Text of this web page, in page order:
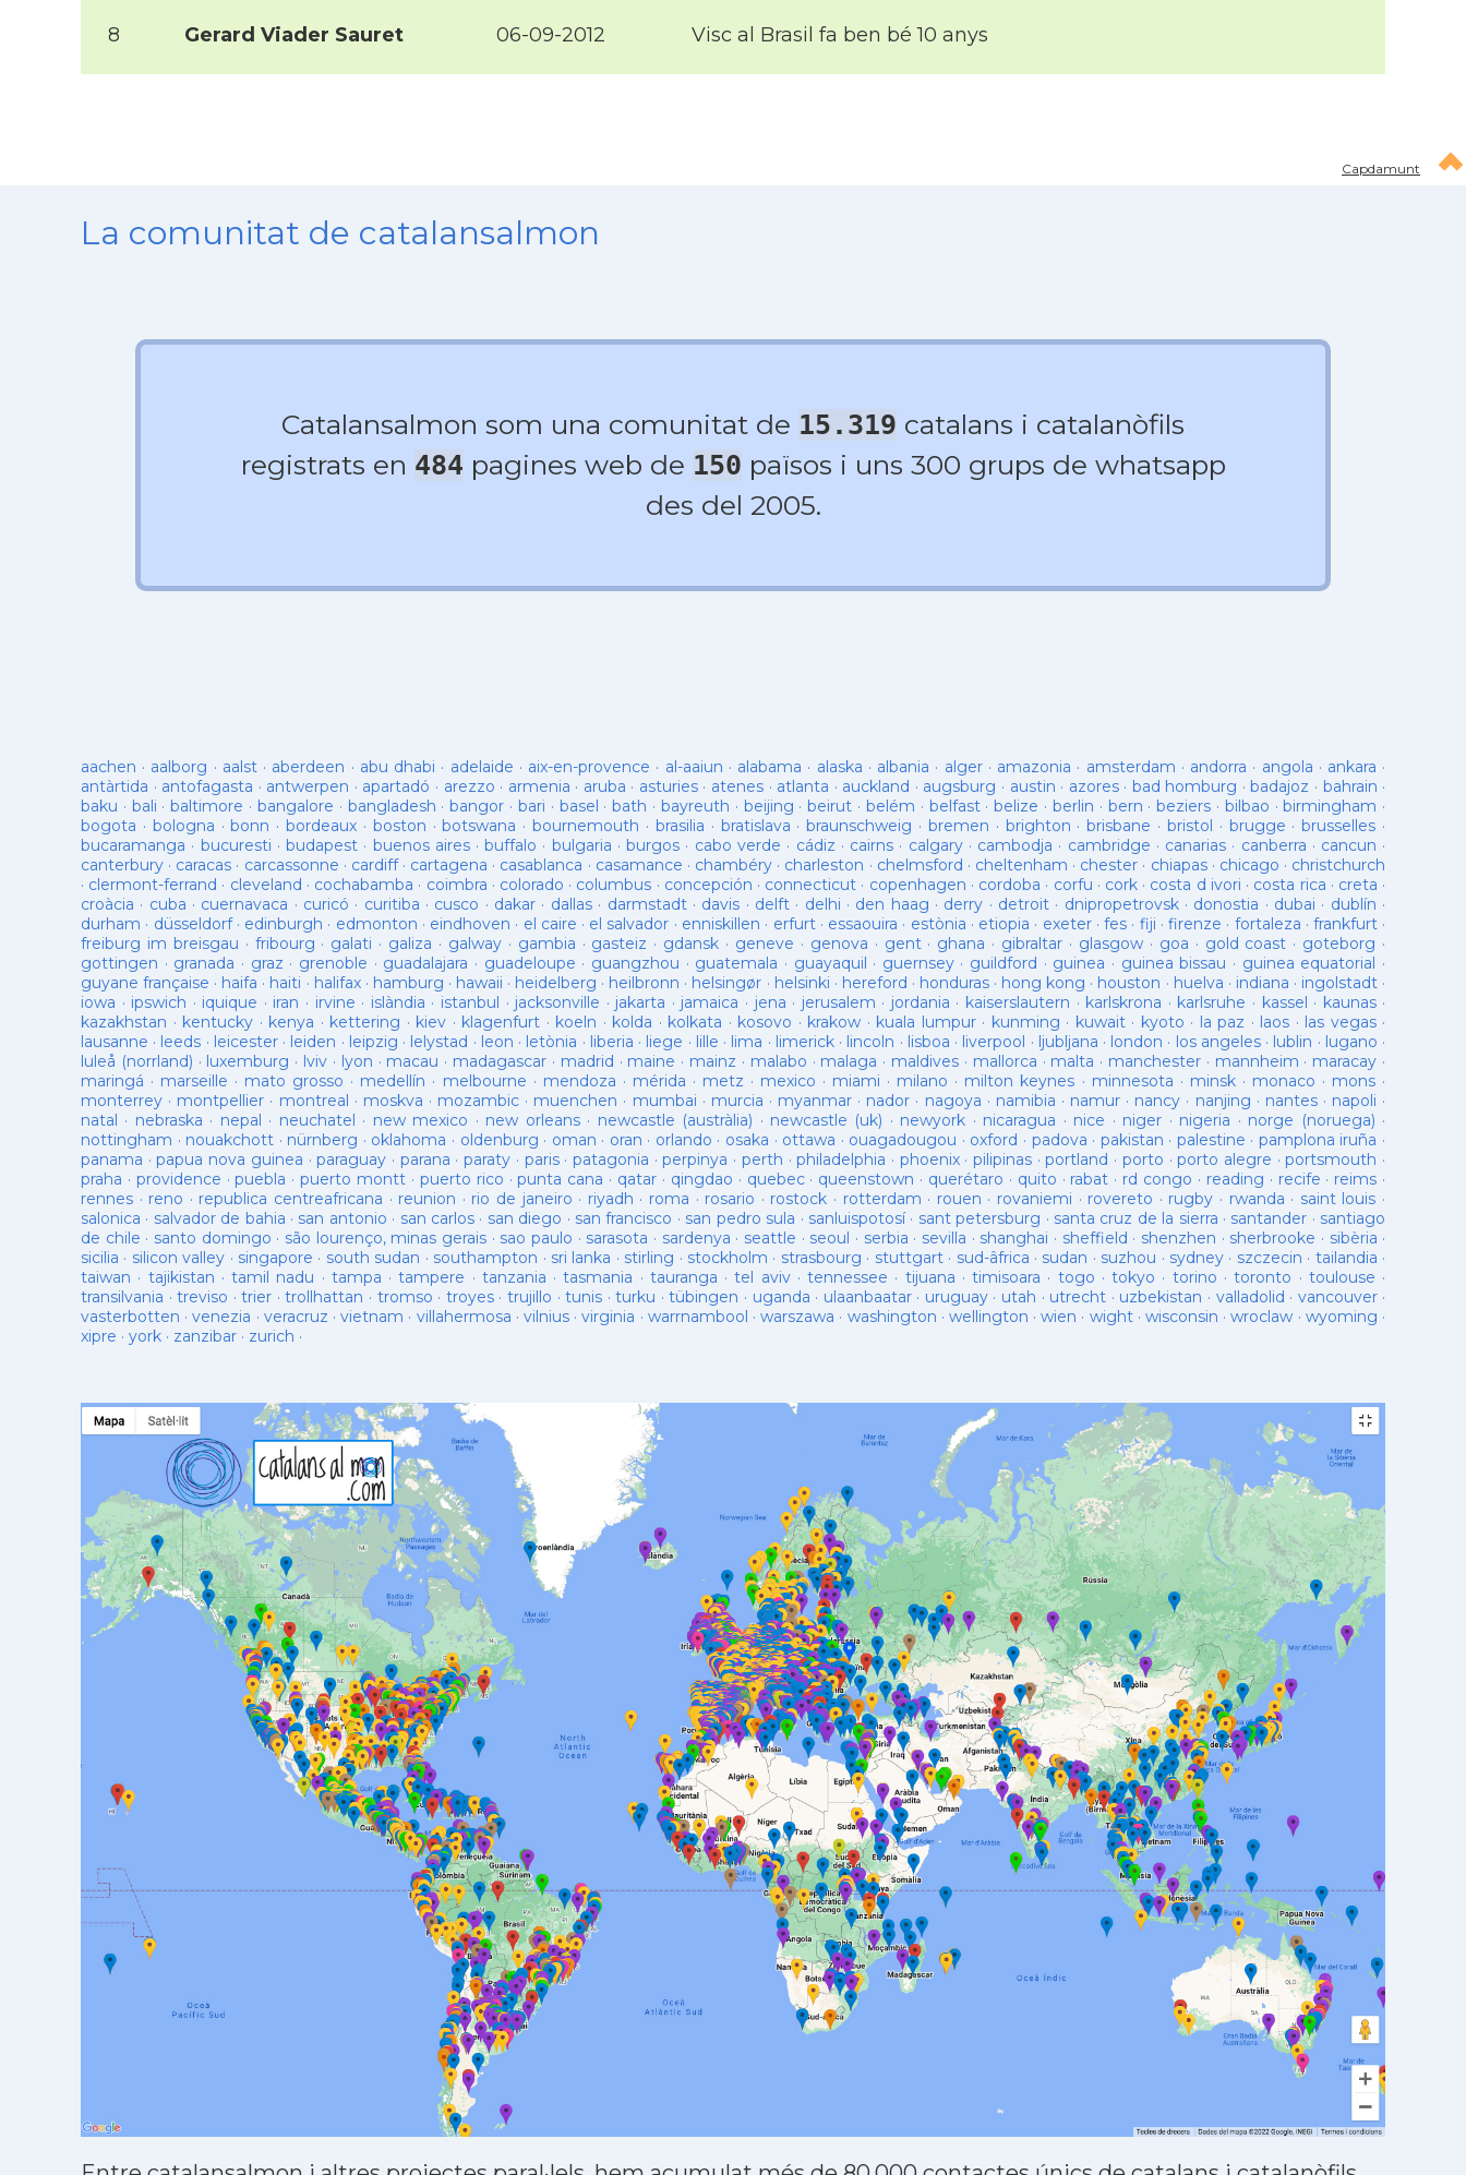
8 Gerard Viader Sauret 06-09-2012 Visc al Brasil fa ben bé 10 anys
Capdamunt
La comunitat de catalansalmon
Catalansalmon som una comunitat de 15.319 catalans i catalanòfils
registrats en 484 pagines web de 150 països i uns 300 grups de whatsapp
des del 2005.
aachen · aalborg · aalst· aberdeen · abu dhabi · adelaide · aix-en-provence · al-aaiun · alabama · alaska · albania · alger· amazonia · amsterdam · andorra · angola · ankara ·
antàrtida · antofagasta · antwerpen · apartadó · arezzo · armenia · aruba · asturies· atenes · atlanta · auckland · augsburg · austin · azores· bad homburg ·badajoz · bahrain ·
baku · bali ·baltimore · bangalore · bangladesh ·bangor · bari · basel ·bath · bayreuth · beijing ·beirut · belém · belfast·belize · berlin · bern ·beziers · bilbao ·birmingham ·
bogota · bologna ·bonn ·bordeaux · boston ·botswana ·bournemouth · brasilia · bratislava ·braunschweig · bremen · brighton ·brisbane · bristol · brugge ·brusselles ·
bucaramanga · bucuresti · budapest · buenos aires·buffalo · bulgaria ·burgos · cabo verde · cádiz · cairns · calgary· cambodja · cambridge · canarias · canberra · cancun ·
canterbury · caracas · carcassonne · cardiff· cartagena · casablanca · casamance · chambéry · charleston · chelmsford · cheltenham · chester · chiapas· chicago · christchurch
· clermont-ferrand · cleveland · cochabamba · coimbra · colorado · columbus · concepción · connecticut · copenhagen · cordoba · corfu · cork · costa d ivori · costa rica · creta ·
croàcia · cuba · cuernavaca · curicó · curitiba · cusco · dakar · dallas· darmstadt· davis · delft· delhi · den haag · derry · detroit· dnipropetrovsk· donostia · dubai · dublín ·
durham · düsseldorf· edinburgh · edmonton · eindhoven · el caire · el salvador · enniskillen · erfurt· essaouira · estònia · etiopia · exeter· fes · fiji · firenze · fortaleza · frankfurt ·
freiburg im breisgau · fribourg · galati · galiza · galway· gambia · gasteiz · gdansk · geneve · genova · gent· ghana · gibraltar · glasgow· goa · gold coast · goteborg ·
gottingen · granada · graz · grenoble · guadalajara · guadeloupe · guangzhou · guatemala · guayaquil · guernsey· guildford · guinea · guinea bissau · guinea equatorial ·
guyane française · haifa · haiti · halifax· hamburg · hawaii · heidelberg · heilbronn · helsingør · helsinki · hereford · honduras· hong kong · houston · huelva · indiana · ingolstadt·
iowa · ipswich · iquique · iran · irvine · islàndia · istanbul · jacksonville · jakarta · jamaica · jena · jerusalem · jordania · kaiserslautern · karlskrona · karlsruhe · kassel · kaunas·
kazakhstan · kentucky · kenya · kettering · kiev · klagenfurt · koeln · kolda · kolkata · kosovo · krakow · kuala lumpur· kunming · kuwait· kyoto · la paz · laos · las vegas·
lausanne · leeds · leicester· leiden · leipzig · lelystad · leon · letònia · liberia · liege · lille · lima · limerick· lincoln · lisboa · liverpool · ljubljana · london · los angeles· lublin · lugano ·
luleå (norrland) · luxemburg · lviv · lyon · macau · madagascar · madrid · maine · mainz · malabo · malaga · maldives · mallorca · malta · manchester · mannheim · maracay ·
maringá · marseille · mato grosso · medellín · melbourne · mendoza · mérida · metz · mexico · miami · milano · milton keynes · minnesota · minsk· monaco · mons ·
monterrey · montpellier · montreal · moskva · mozambic · muenchen · mumbai · murcia · myanmar · nador · nagoya · namibia · namur · nancy · nanjing · nantes· napoli ·
natal · nebraska · nepal · neuchatel · new mexico · new orleans· newcastle (austràlia) · newcastle (uk) · newyork · nicaragua · nice · niger · nigeria · norge (noruega) ·
nottingham · nouakchott · nürnberg · oklahoma · oldenburg · oman · oran · orlando · osaka · ottawa · ouagadougou · oxford · padova · pakistan · palestine · pamplona iruña ·
panama ·papua nova guinea ·paraguay · parana ·paraty · paris· patagonia ·perpinya · perth ·philadelphia · phoenix·pilipinas ·portland · porto ·porto alegre ·portsmouth ·
praha · providence ·puebla ·puerto montt · puerto rico ·punta cana · qatar · qingdao · quebec· queenstown · querétaro · quito · rabat · rd congo · reading · recife · reims ·
rennes · reno · republica centreafricana · reunion · rio de janeiro · riyadh · roma · rosario · rostock · rotterdam · rouen · rovaniemi · rovereto · rugby · rwanda · saint louis ·
salonica · salvador de bahia · san antonio · san carlos · san diego · san francisco · san pedro sula · sanluispotosí· sant petersburg · santa cruz de la sierra · santander · santiago
de chile · santo domingo · são lourenço, minas gerais· sao paulo · sarasota · sardenya · seattle · seoul · serbia · sevilla · shanghai · sheffield · shenzhen · sherbrooke · sibèria ·
sicilia · silicon valley · singapore · south sudan · southampton · sri lanka · stirling · stockholm · strasbourg · stuttgart· sud-âfrica · sudan · suzhou · sydney · szczecin · tailandia ·
taiwan · tajikistan ·tamil nadu · tampa ·tampere · tanzania ·tasmania · tauranga ·tel aviv·tennessee · tijuana ·timisoara · togo ·tokyo · torino ·toronto · toulouse ·
transilvania ·treviso ·trier ·trollhattan · tromso · troyes· trujillo ·tunis ·turku ·tübingen · uganda · ulaanbaatar· uruguay· utah · utrecht · uzbekistan · valladolid · vancouver·
vasterbotten ·venezia · veracruz ·vietnam · villahermosa · vilnius·virginia · warrnambool ·warszawa · washington · wellington ·wien · wight·wisconsin ·wroclaw · wyoming ·
xipre · york · zanzibar · zurich ·